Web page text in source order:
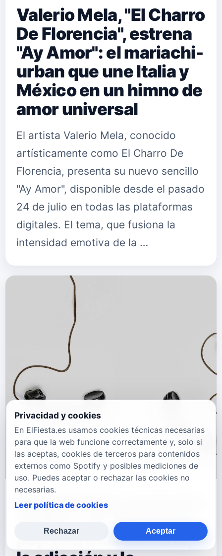
Valerio Mela, "El Charro
De Florencia", estrena
"Ay Amor": el mariachi-
urban que une Italia y
México en un himno de
amor universal
El artista Valerio Mela, conocido
artísticamente como El Charro De
Florencia, presenta su nuevo sencillo
"Ay Amor", disponible desde el pasado
24 de julio en todas las plataformas
digitales. El tema, que fusiona la
intensidad emotiva de la …
thegiftofdave presenta
"Sober": un viaje indie-
pop entre la memoria,
Privacidad y cookies
En ElFiesta.es usamos cookies técnicas necesarias
para que la web funcione correctamente y, solo si
las aceptas, cookies de terceros para contenidos
externos como Spotify y posibles mediciones de
uso. Puedes aceptar o rechazar las cookies no
necesarias.
Leer política de cookies
Rechazar Aceptar